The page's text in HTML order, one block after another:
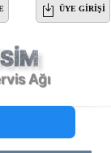
ÜYE GIRIŞI
Ağı